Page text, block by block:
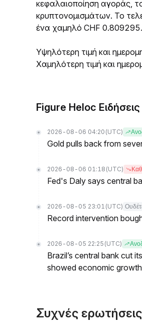
κεφαλαιοποίηση αγοράς,
κρυπτονομισμάτων. Το
ένα χαμηλό CHF 0.809295.
Υψηλότερη τιμή και
Χαμηλότερη τιμή και
Figure Heloc Ειδήσεις
2026-08-06 04:20 (UTC)
Gold pulls back from
2026-08-06 01:18 (UTC)
Fed's Daly says central
2026-08-05 23:01 (UTC)
Record intervention
2026-08-05 22:25 (UTC)
Brazil’s central bank cut
showed economic
Συχνές